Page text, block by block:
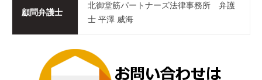
顧問弁護士
北御堂筋パートナーズ法律事務所 弁護
士 平澤 威海